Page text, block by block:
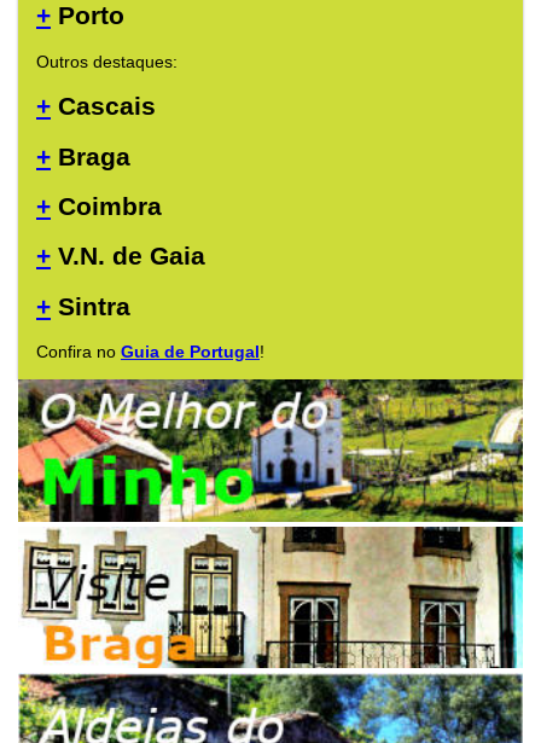
+ Porto
Outros destaques:
+ Cascais
+ Braga
+ Coimbra
+ V.N. de Gaia
+ Sintra
Confira no Guia de Portugal!